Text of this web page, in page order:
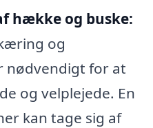
hække og buske:
og
nødvendigt for at
og velplejede. En
kan tage sig af